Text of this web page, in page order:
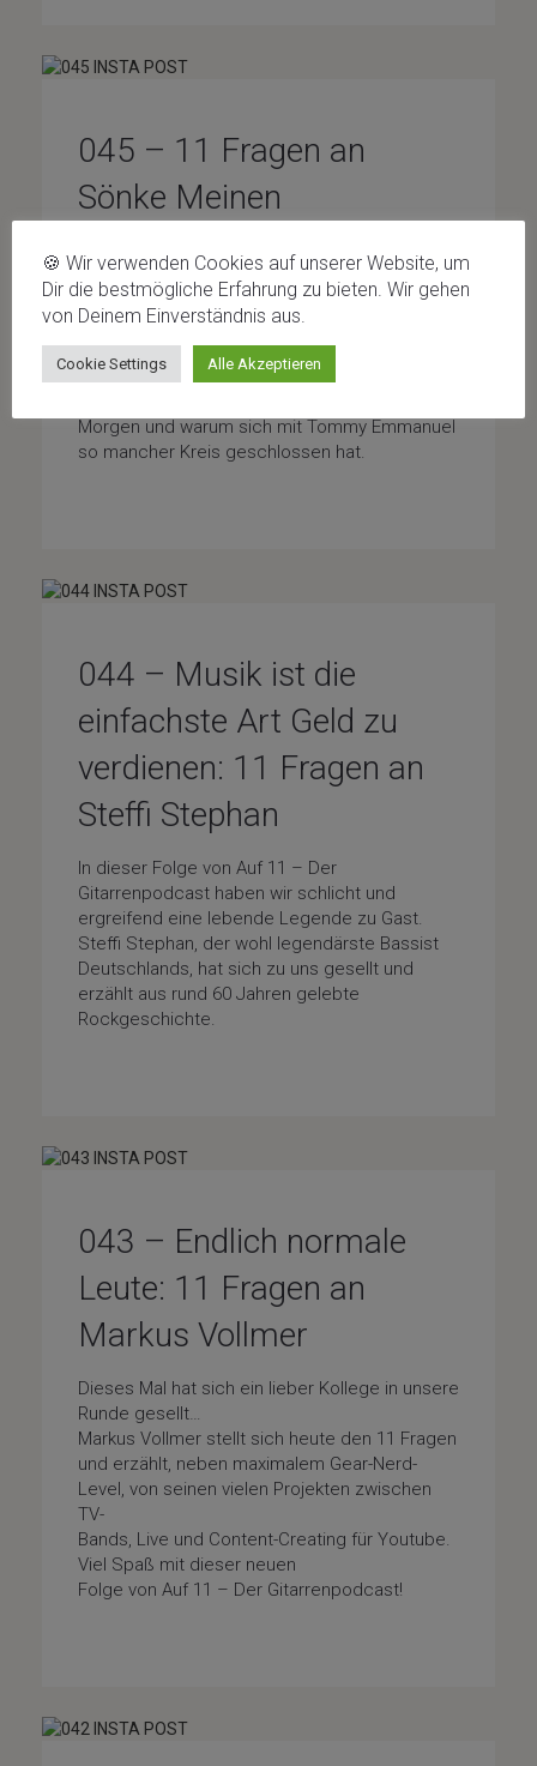
045 – 11 Fragen an
Sönke Meinen
Wir haben in dieser Folge von Auf 11 – der
Gitarrenpodcast einen unglaublichen
Gitarristen, oder besser gesagt,
Gitarrenkünstler zu Gast. Sönke Meinen ist
einer der besten modernen Fingerstyle
Gitarristen Europas. Wir quatschen
Morgen und warum sich mit Tommy Emmanuel
so mancher Kreis geschlossen hat.
044 – Musik ist die
einfachste Art Geld zu
verdienen: 11 Fragen an
Steffi Stephan
In dieser Folge von Auf 11 – Der
Gitarrenpodcast haben wir schlicht und
ergreifend eine lebende Legende zu Gast.
Steffi Stephan, der wohl legendärste Bassist
Deutschlands, hat sich zu uns gesellt und
erzählt aus rund 60 Jahren gelebte
Rockgeschichte.
043 – Endlich normale
Leute: 11 Fragen an
Markus Vollmer
Dieses Mal hat sich ein lieber Kollege in unsere
Runde gesellt…
Markus Vollmer stellt sich heute den 11 Fragen
und erzählt, neben maximalem Gear-Nerd-
Level, von seinen vielen Projekten zwischen
TV-
Bands, Live und Content-Creating für Youtube.
Viel Spaß mit dieser neuen
Folge von Auf 11 – Der Gitarrenpodcast!
🍪 Wir verwenden Cookies auf unserer Website, um
Dir die bestmögliche Erfahrung zu bieten. Wir gehen
von Deinem Einverständnis aus.
Cookie Settings Alle Akzeptieren